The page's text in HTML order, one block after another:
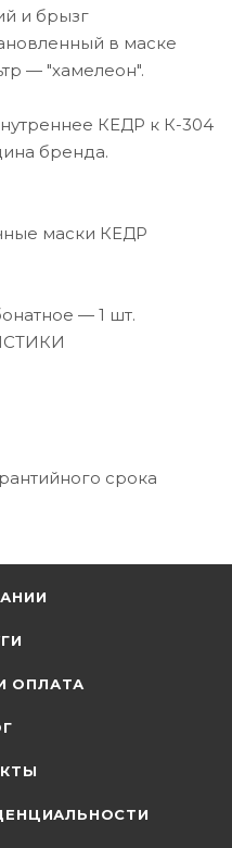
и брызг
в маске
— "хамелеон".
КЕДР к К-304
бренда.
маски КЕДР
— 1 шт.
срока
ОПЛАТА